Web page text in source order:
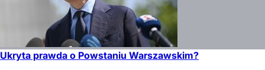
Ukryta prawda o Powstaniu Warszawskim?